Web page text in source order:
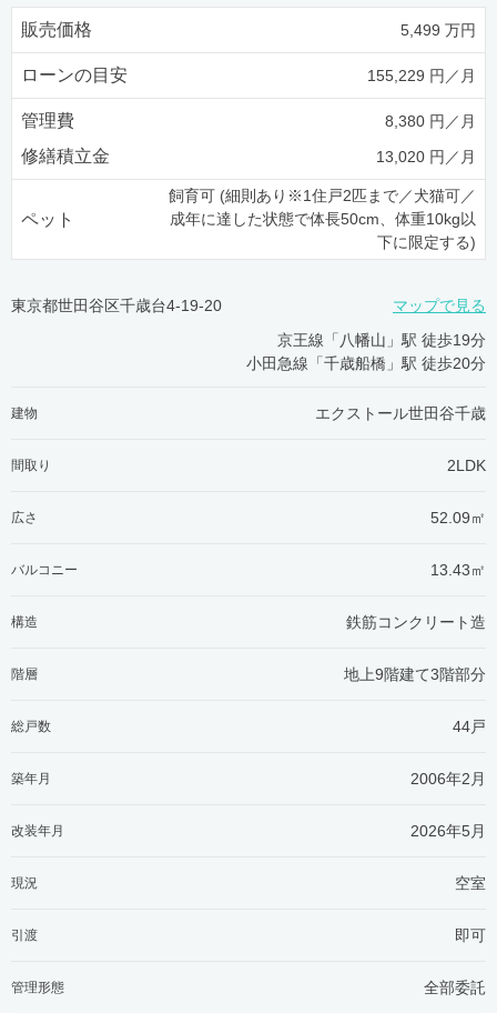
販売価格 5,499 万円
ローンの目安 155,229 円／月
管理費 8,380 円／月
修繕積立金 13,020 円／月
ペット
飼育可 (細則あり※1住戸2匹まで／犬猫可／
成年に達した状態で体長50cm、体重10kg以
下に限定する)
東京都世田谷区千歳台4-19-20
マップで見る
京王線「八幡山」駅 徒歩19分
小田急線「千歳船橋」駅 徒歩20分
建物 エクストール世田谷千歳
間取り 2LDK
広さ 52.09㎡
バルコニー 13.43㎡
構造 鉄筋コンクリート造
階層 地上9階建て3階部分
総戸数 44戸
築年月 2006年2月
改装年月 2026年5月
現況 空室
引渡 即可
管理形態 全部委託